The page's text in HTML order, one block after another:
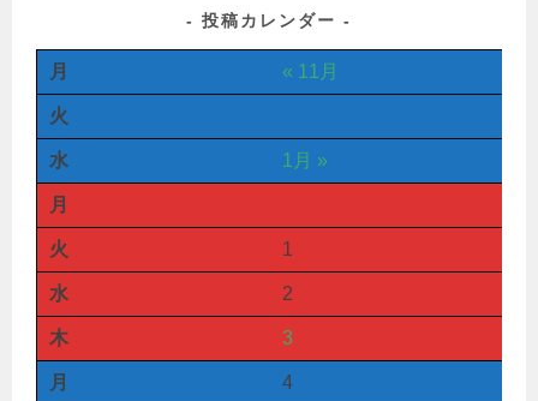
投稿カレンダー
月 « 11月
火
水 1月 »
月
火 1
水 2
木 3
月 4